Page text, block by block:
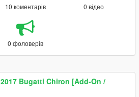
10 коментарів 0 відео
0 фоловерів
2017 Bugatti Chiron [Add-On /